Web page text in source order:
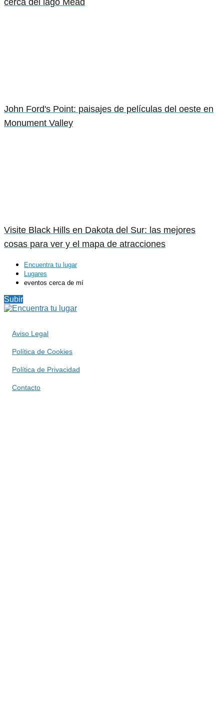
cerca del lago Mead
John Ford's Point: paisajes de películas del oeste en
Monument Valley
Visite Black Hills en Dakota del Sur: las mejores
cosas para ver y el mapa de atracciones
Encuentra tu lugar
Lugares
eventos cerca de mí
Subir
Aviso Legal
Política de Cookies
Política de Privacidad
Contacto